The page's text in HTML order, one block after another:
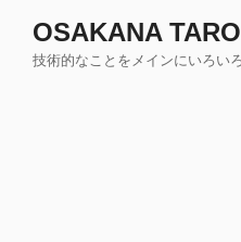
OSAKANA
技術的なことをメインにいろい